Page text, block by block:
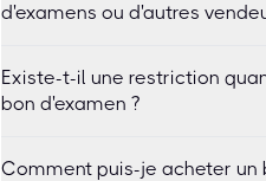
d'examens ou d'autres
Existe-t-il une restriction
bon d'examen ?
Comment puis-je acheter un